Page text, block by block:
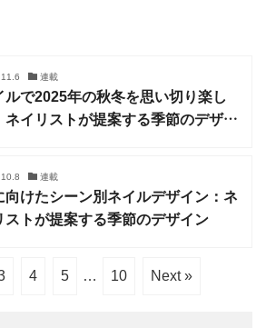
連載
ルで2025年の秋冬を思い切り楽し
ネイリストが提案する季節のデザイ
連載
向けたシーン別ネイルデザイン：ネ
ストが提案する季節のデザイン
4 5 … 10 Next »